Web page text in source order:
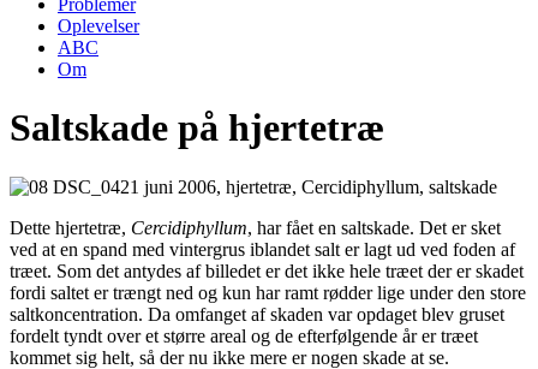
Problemer
Oplevelser
ABC
Om
Saltskade på hjertetræ
Dette hjertetræ, Cercidiphyllum, har fået en saltskade. Det er sket
ved at en spand med vintergrus iblandet salt er lagt ud ved foden af
træet. Som det antydes af billedet er det ikke hele træet der er skadet
fordi saltet er trængt ned og kun har ramt rødder lige under den store
saltkoncentration. Da omfanget af skaden var opdaget blev gruset
fordelt tyndt over et større areal og de efterfølgende år er træet
kommet sig helt, så der nu ikke mere er nogen skade at se.